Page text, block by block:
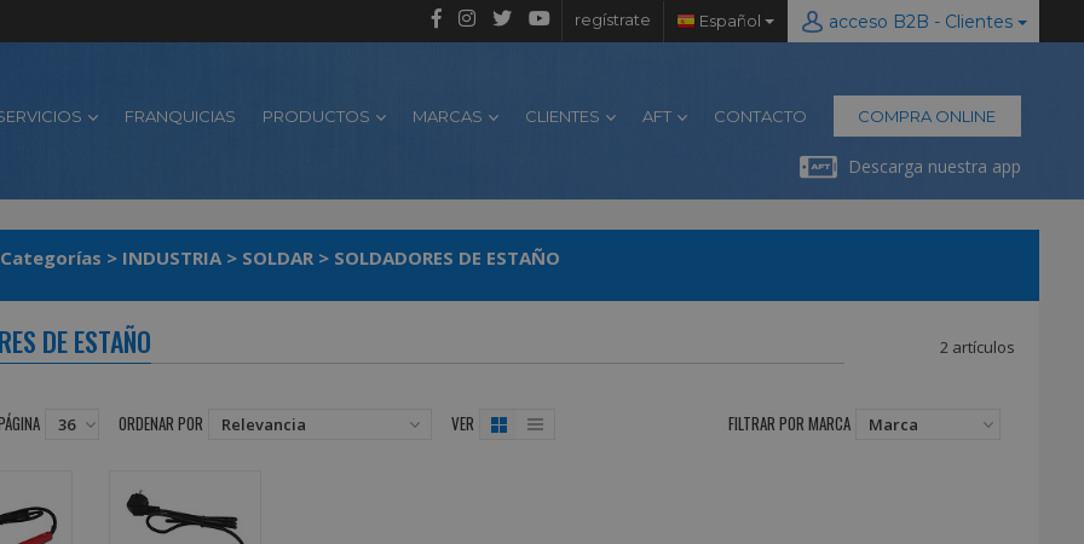
regístrate Español acceso B2B - Clientes
FRANQUICIAS PRODUCTOS MARCAS CLIENTES AFT CONTACTO COMPRA ONLINE
Descarga nuestra app
Categorías > INDUSTRIA > SOLDAR > SOLDADORES DE ESTAÑO
DE ESTAÑO 2 artículos
ORDENAR POR VER FILTRAR POR MARCA